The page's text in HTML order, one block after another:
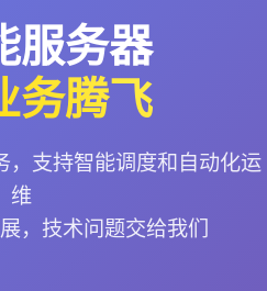
服务器
务腾飞
，支持智能调度和自动化运
维
，技术问题交给我们